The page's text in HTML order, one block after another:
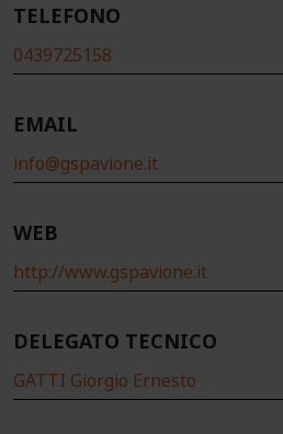
TELEFONO
0439725158
EMAIL
info@gspavione.it
WEB
http://www.gspavione.it
DELEGATO TECNICO
GATTI Giorgio Ernesto